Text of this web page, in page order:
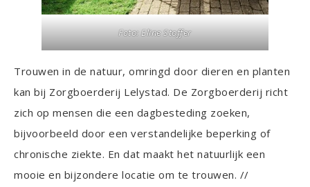
Foto:Eline Stoffer
Trouwen in de natuur, omringd door dieren en planten
kan bij Zorgboerderij Lelystad. De Zorgboerderij richt
zich op mensen die een dagbesteding zoeken,
bijvoorbeeld door een verstandelijke beperking of
chronische ziekte. En dat maakt het natuurlijk een
mooie en bijzondere locatie om te trouwen. //